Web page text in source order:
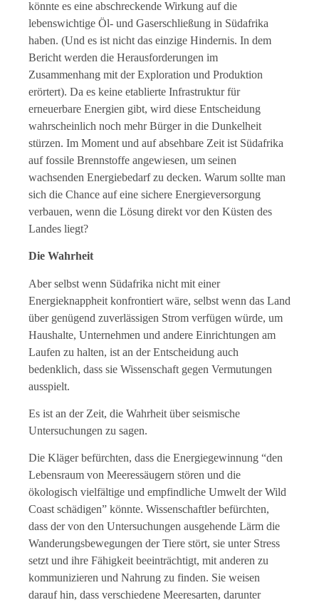
könnte es eine abschreckende Wirkung auf die
lebenswichtige Öl- und Gaserschließung in Südafrika
haben. (Und es ist nicht das einzige Hindernis. In dem
Bericht werden die Herausforderungen im
Zusammenhang mit der Exploration und Produktion
erörtert). Da es keine etablierte Infrastruktur für
erneuerbare Energien gibt, wird diese Entscheidung
wahrscheinlich noch mehr Bürger in die Dunkelheit
stürzen. Im Moment und auf absehbare Zeit ist Südafrika
auf fossile Brennstoffe angewiesen, um seinen
wachsenden Energiebedarf zu decken. Warum sollte man
sich die Chance auf eine sichere Energieversorgung
verbauen, wenn die Lösung direkt vor den Küsten des
Landes liegt?
Die Wahrheit
Aber selbst wenn Südafrika nicht mit einer
Energieknappheit konfrontiert wäre, selbst wenn das Land
über genügend zuverlässigen Strom verfügen würde, um
Haushalte, Unternehmen und andere Einrichtungen am
Laufen zu halten, ist an der Entscheidung auch
bedenklich, dass sie Wissenschaft gegen Vermutungen
ausspielt.
Es ist an der Zeit, die Wahrheit über seismische
Untersuchungen zu sagen.
Die Kläger befürchten, dass die Energiegewinnung “den
Lebensraum von Meeressäugern stören und die
ökologisch vielfältige und empfindliche Umwelt der Wild
Coast schädigen” könnte. Wissenschaftler befürchten,
dass der von den Untersuchungen ausgehende Lärm die
Wanderungsbewegungen der Tiere stört, sie unter Stress
setzt und ihre Fähigkeit beeinträchtigt, mit anderen zu
kommunizieren und Nahrung zu finden. Sie weisen
darauf hin, dass verschiedene Meeresarten, darunter